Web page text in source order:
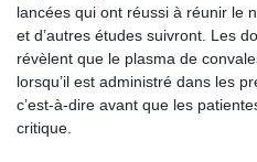
lancées qui ont réussi à réunir le
et d’autres études suivront. Les
révèlent que le plasma de
lorsqu’il est administré dans les
c’est-à-dire avant que les
critique.